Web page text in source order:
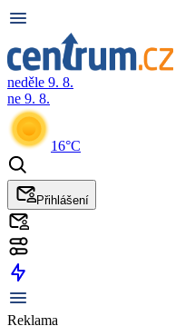
neděle 9. 8.
ne 9. 8.
16°C
Přihlášení
Reklama